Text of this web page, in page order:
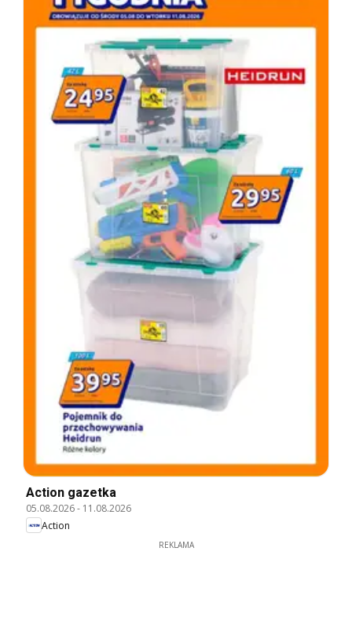
Action gazetka
05.08.2026- 11.08.2026
Action
REKLAMA